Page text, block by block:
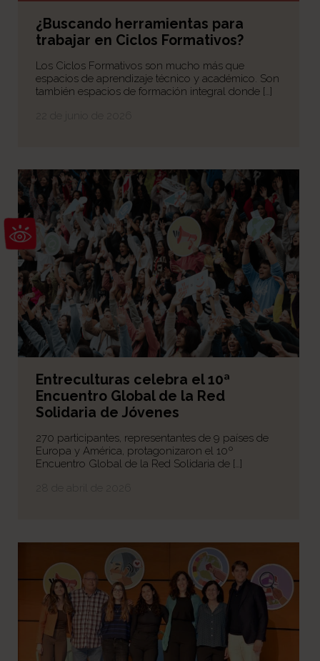
Abrir barra de herramientas
¿Buscando herramientas para
trabajar en Ciclos Formativos?
Los Ciclos Formativos son mucho más que
espacios de aprendizaje técnico y académico. Son
también espacios de formación integral donde […]
Entreculturas celebra el 10ª
Encuentro Global de la Red
Solidaria de Jóvenes
270 participantes, representantes de 9 países de
Europa y América, protagonizaron el 10º
Encuentro Global de la Red Solidaria de […]
28 de abril de 2026